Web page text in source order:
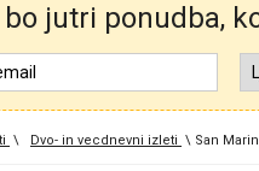
jutri ponudba,
\ Dvo- in vecdnevni izleti \ San